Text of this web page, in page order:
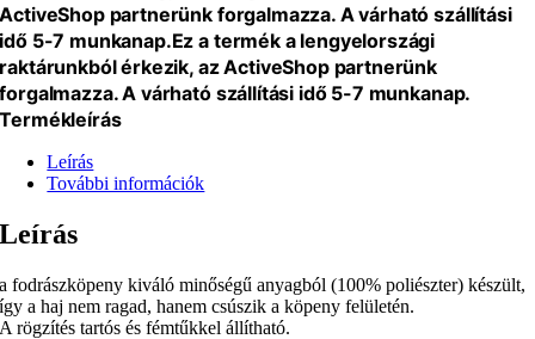
ActiveShop partnerünk forgalmazza. A várható szállítási
idő 5-7 munkanap.Ez a termék a lengyelországi
raktárunkból érkezik, az ActiveShop partnerünk
forgalmazza. A várható szállítási idő 5-7 munkanap.
Termékleírás
Leírás
További információk
Leírás
a fodrászköpeny kiváló minőségű anyagból (100% poliészter) készült,
így a haj nem ragad, hanem csúszik a köpeny felületén.
A rögzítés tartós és fémtűkkel állítható.